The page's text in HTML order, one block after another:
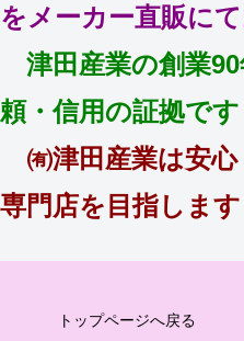
をメーカー直販に
津田産業の創業
頼・信用の証拠です
㈲津田産業は安心
専門店を目指します
トップページへ戻る